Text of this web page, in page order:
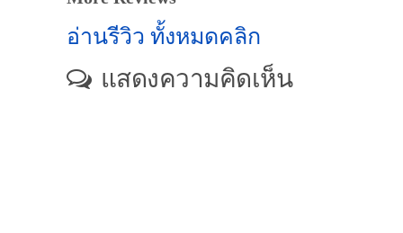
อ่านรีวิว ทั้งหมดคลิก
แสดงความคิดเห็น